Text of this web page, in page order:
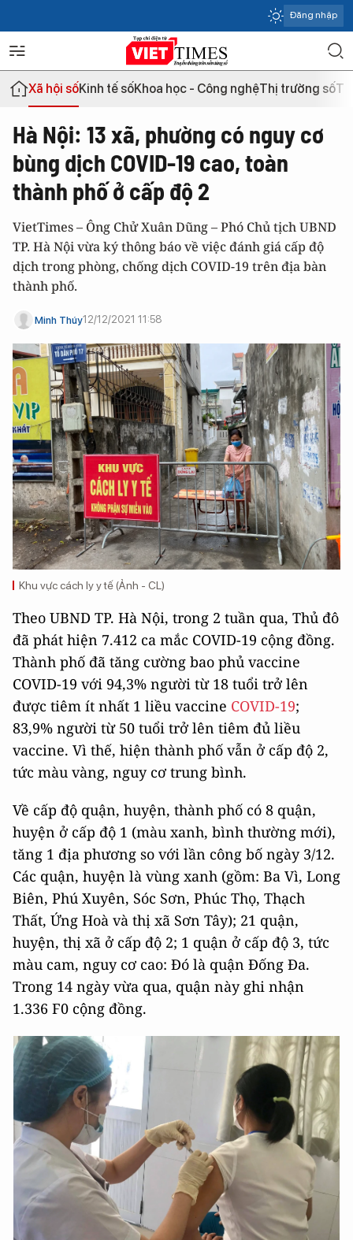
Đăng nhập
Xã hội sốKinh tế sốKhoa học - Công nghệThị trường số
Hà Nội: 13 xã, phường có nguy cơ
bùng dịch COVID-19 cao, toàn
thành phố ở cấp độ 2
VietTimes – Ông Chử Xuân Dũng – Phó Chủ tịch UBND
TP. Hà Nội vừa ký thông báo về việc đánh giá cấp độ
dịch trong phòng, chống dịch COVID-19 trên địa bàn
thành phố.
Minh Thúy12/12/2021 11:58
Khu vực cách ly y tế (Ảnh - CL)
Theo UBND TP. Hà Nội, trong 2 tuần qua, Thủ đô
đã phát hiện 7.412 ca mắc COVID-19 cộng đồng.
Thành phố đã tăng cường bao phủ vaccine
COVID-19 với 94,3% người từ 18 tuổi trở lên
được tiêm ít nhất 1 liều vaccine COVID-19;
83,9% người từ 50 tuổi trở lên tiêm đủ liều
vaccine. Vì thế, hiện thành phố vẫn ở cấp độ 2,
tức màu vàng, nguy cơ trung bình.
Về cấp độ quận, huyện, thành phố có 8 quận,
huyện ở cấp độ 1 (màu xanh, bình thường mới),
tăng 1 địa phương so với lần công bố ngày 3/12.
Các quận, huyện là vùng xanh (gồm: Ba Vì, Long
Biên, Phú Xuyên, Sóc Sơn, Phúc Thọ, Thạch
Thất, Ứng Hoà và thị xã Sơn Tây); 21 quận,
huyện, thị xã ở cấp độ 2; 1 quận ở cấp độ 3, tức
màu cam, nguy cơ cao: Đó là quận Đống Đa.
Trong 14 ngày vừa qua, quận này ghi nhận
1.336 F0 cộng đồng.